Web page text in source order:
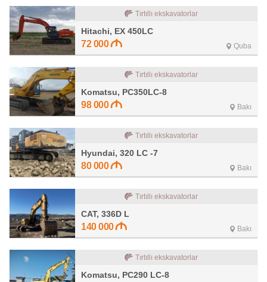
Tırtıllı ekskavatorlar
Hitachi, EX 450LC
72 000 Quba
Tırtıllı ekskavatorlar
Komatsu, PC350LC-8
98 000 Bakı
Tırtıllı ekskavatorlar
Hyundai, 320 LC -7
80 000 Bakı
Tırtıllı ekskavatorlar
CAT, 336D L
140 000 Bakı
Tırtıllı ekskavatorlar
Komatsu, PC290 LC-8